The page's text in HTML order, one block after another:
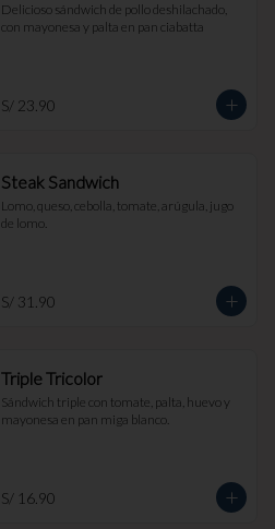
Delicioso sándwich de pollo deshilachado,
con mayonesa y palta en pan ciabatta
S/ 23.90
Steak Sandwich
Lomo, queso, cebolla, tomate, arúgula, jugo
de lomo.
S/ 31.90
Triple Tricolor
Sándwich triple con tomate, palta, huevo y
mayonesa en pan miga blanco.
S/ 16.90